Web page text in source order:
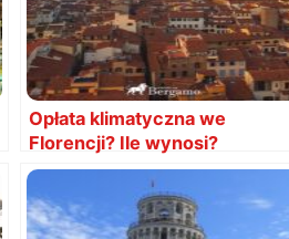
Opłata klimatyczna we
Florencji? Ile wynosi?